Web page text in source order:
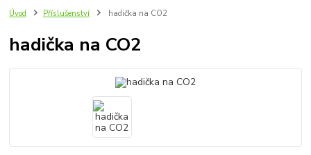
Úvod Příslušenství hadička na CO2
hadička na CO2